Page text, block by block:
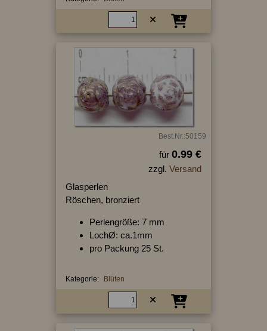
Best.Nr.:50159
für 0.99 €
zzgl. Versand
Glasperlen
Röschen, bronziert
Perlengröße: 7 mm
LochØ: ca.1mm
pro Packung 25 St.
Kategorie: Blüten